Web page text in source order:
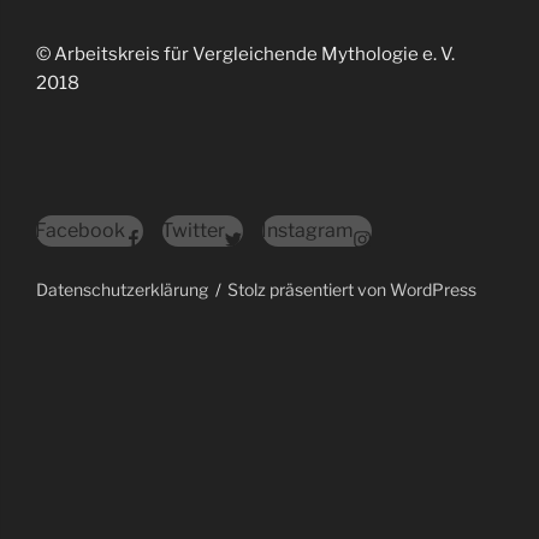
© Arbeitskreis für Vergleichende Mythologie e. V.
2018
Facebook Twitter Instagram
Datenschutzerklärung Stolz präsentiert von WordPress